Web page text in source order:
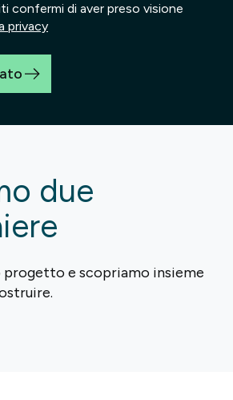
confermi di aver preso visione
privacy
due
progetto e scopriamo insieme